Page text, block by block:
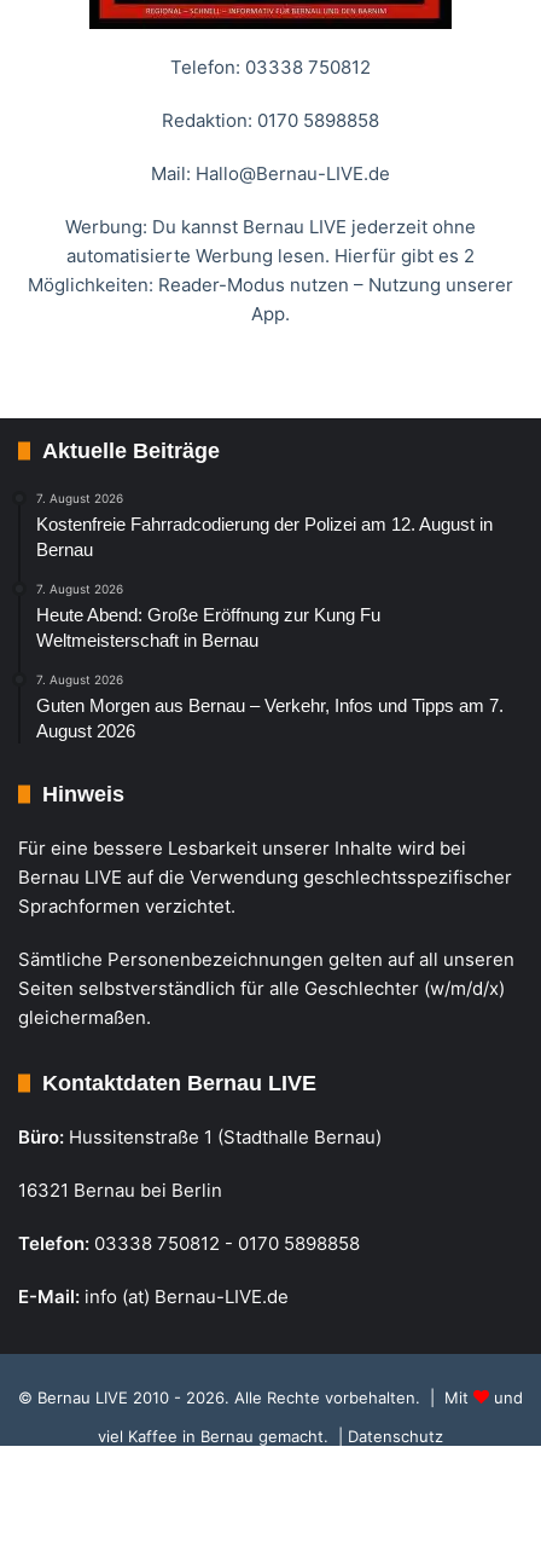
Telefon: 03338 750812
Redaktion: 0170 5898858
Mail: Hallo@Bernau-LIVE.de
Werbung: Du kannst Bernau LIVE jederzeit ohne
automatisierte Werbung lesen. Hierfür gibt es 2
Möglichkeiten: Reader-Modus nutzen – Nutzung unserer
App.
Aktuelle Beiträge
7. August 2026
Kostenfreie Fahrradcodierung der Polizei am 12. August in
Bernau
7. August 2026
Heute Abend: Große Eröffnung zur Kung Fu
Weltmeisterschaft in Bernau
7. August 2026
Guten Morgen aus Bernau – Verkehr, Infos und Tipps am 7.
August 2026
Hinweis
Für eine bessere Lesbarkeit unserer Inhalte wird bei
Bernau LIVE auf die Verwendung geschlechtsspezifischer
Sprachformen verzichtet.
Sämtliche Personenbezeichnungen gelten auf all unseren
Seiten selbstverständlich für alle Geschlechter (w/m/d/x)
gleichermaßen.
Kontaktdaten Bernau LIVE
Büro: Hussitenstraße 1 (Stadthalle Bernau)
16321 Bernau bei Berlin
Telefon: 03338 750812 - 0170 5898858
E-Mail: info (at) Bernau-LIVE.de
© Bernau LIVE 2010 - 2026. Alle Rechte vorbehalten. | Mit
und
viel Kaffee in Bernau gemacht.
| Datenschutz